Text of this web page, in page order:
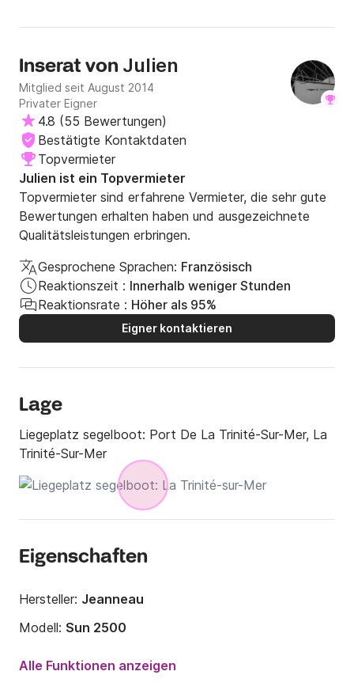
Inserat von Julien
Mitglied seit August 2014
Privater Eigner
4.8 (55 Bewertungen)
Bestätigte Kontaktdaten
Topvermieter
Julien ist ein Topvermieter
Topvermieter sind erfahrene Vermieter, die sehr gute
Bewertungen erhalten haben und ausgezeichnete
Qualitätsleistungen erbringen.
Gesprochene Sprachen: Französisch
Reaktionszeit : Innerhalb weniger Stunden
Reaktionsrate : Höher als 95%
Eigner kontaktieren
Lage
Liegeplatz segelboot: Port De La Trinité-Sur-Mer, La
Trinité-Sur-Mer
Eigenschaften
Hersteller: Jeanneau
Modell: Sun 2500
Alle Funktionen anzeigen